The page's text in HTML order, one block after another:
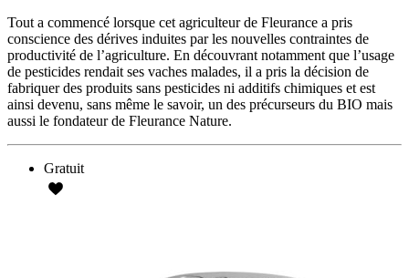
Tout a commencé lorsque cet agriculteur de Fleurance a pris
conscience des dérives induites par les nouvelles contraintes de
productivité de l’agriculture. En découvrant notamment que l’usage
de pesticides rendait ses vaches malades, il a pris la décision de
fabriquer des produits sans pesticides ni additifs chimiques et est
ainsi devenu, sans même le savoir, un des précurseurs du BIO mais
aussi le fondateur de Fleurance Nature.
Gratuit